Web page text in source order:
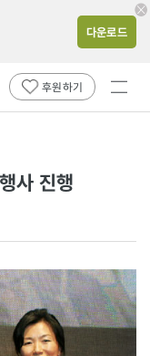
다운로드
후원하기
전체
사 진행